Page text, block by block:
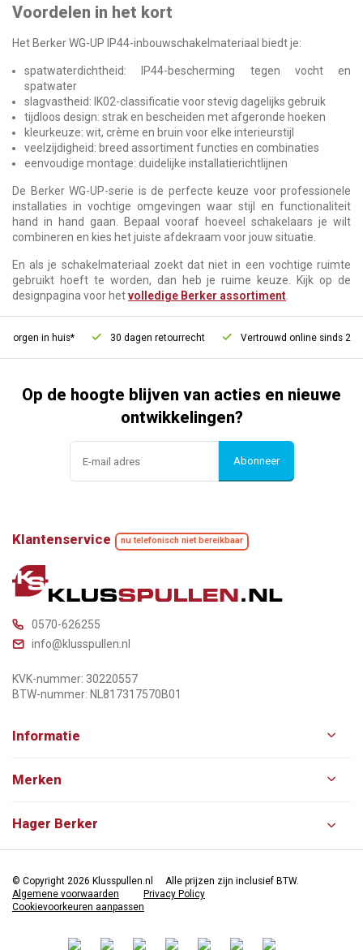
Voordelen in het kort
Het Berker WG-UP IP44-inbouwschakelmateriaal biedt je:
spatwaterdichtheid: IP44-bescherming tegen vocht en
spatwater
slagvastheid: IK02-classificatie voor stevig dagelijks gebruik
tijdloos design: strak en bescheiden met afgeronde hoeken
kleurkeuze: wit, crème en bruin voor elke interieurstijl
veelzijdigheid: breed assortiment functies en combinaties
eenvoudige montage: duidelijke installatierichtlijnen
De Berker WG-UP-serie is de perfecte keuze voor professionele
installaties in vochtige omgevingen waar stijl en functionaliteit
hand in hand gaan. Bepaal vooraf hoeveel schakelaars je wilt
combineren en kies het juiste afdekraam voor jouw situatie.
En als je schakelmateriaal zoekt dat niet in een vochtige ruimte
gebruikt hoeft te worden, dan heb je ruime keuze. Kijk op de
designpagina voor hetvolledige Berker assortiment.
in huis* 30 dagen retourrecht Vertrouwd online sinds 2006
Op de hoogte blijven van acties en nieuwe
ontwikkelingen?
Abonneer
Klantenservice nu telefonisch niet bereikbaar
0570-626255
info@klusspullen.nl
KVK-nummer: 30220557
BTW-nummer: NL817317570B01
Informatie
Merken
Hager Berker
© Copyright 2026 Klusspullen.nl
Alle prijzen zijn inclusief BTW.
Algemene voorwaarden
Privacy Policy
Cookievoorkeuren aanpassen